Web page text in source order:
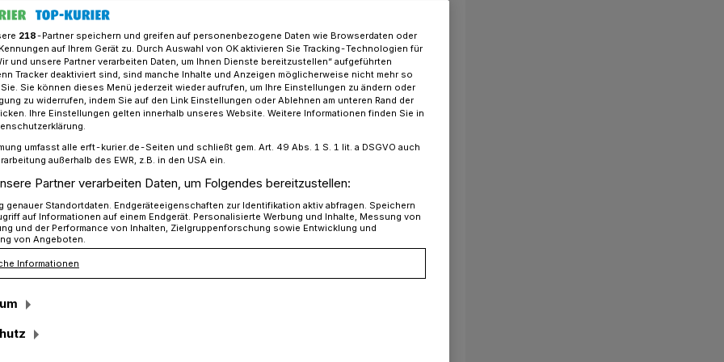
wird nun gesungen​
singe!“
wird nun
Gestaltung des Heiligen Abends geht
218-Partner speichern und greifen auf personenbezogene Daten wie Browserdaten oder
auf Ihrem Gerät zu. Durch Auswahl von OK aktivieren Sie Tracking-Technologien für
und unsere Partner verarbeiten Daten, um Ihnen Dienste bereitzustellen“ aufgeführten
Tracker deaktiviert sind, sind manche Inhalte und Anzeigen möglicherweise nicht mehr so
Sie können dieses Menü jederzeit wieder aufrufen, um Ihre Einstellungen zu ändern oder
zu widerrufen, indem Sie auf den Link Einstellungen oder Ablehnen am unteren Rand der
Ihre Einstellungen gelten innerhalb unseres Website. Weitere Informationen finden Sie in
umfasst alle erft-kurier.de-Seiten und schließt gem. Art. 49 Abs. 1 S. 1 lit. a DSGVO auch
außerhalb des EWR, z.B. in den USA ein.
Partner verarbeiten Daten, um Folgendes bereitzustellen:
genauer Standortdaten. Endgeräteeigenschaften zur Identifikation aktiv abfragen. Speichern
auf Informationen auf einem Endgerät. Personalisierte Werbung und Inhalte, Messung von
und der Performance von Inhalten, Zielgruppenforschung sowie Entwicklung und
von Angeboten.
Informationen